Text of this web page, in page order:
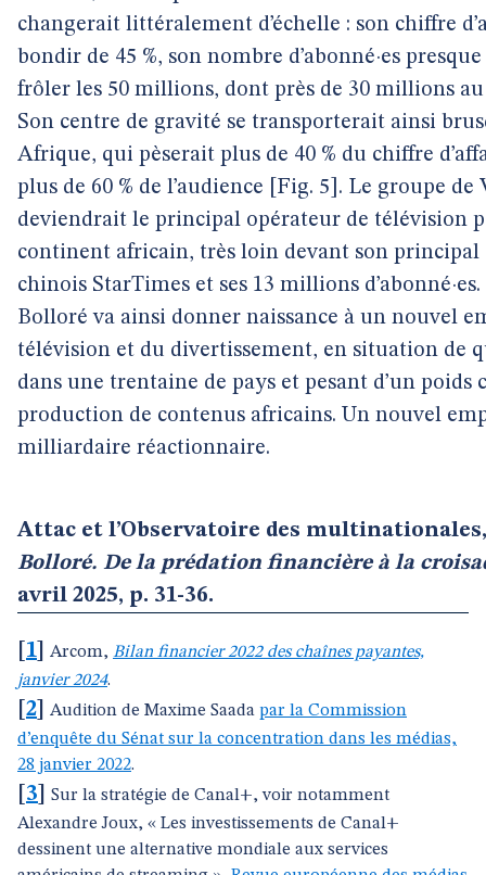
changerait littéralement d’échelle : son chiffre
bondir de 45 %, son nombre d’abonné·es
frôler les 50 millions, dont près de 30 millions au
Son centre de gravité se transporterait ainsi
Afrique, qui pèserait plus de 40 % du chiffre
plus de 60 % de l’audience [Fig. 5]. Le groupe
deviendrait le principal opérateur de télévision
continent africain, très loin devant son principal
chinois StarTimes et ses 13 millions d’abonné·es.
Bolloré va ainsi donner naissance à un nouvel
télévision et du divertissement, en situation de
dans une trentaine de pays et pesant d’un poids
production de contenus africains. Un nouvel
milliardaire réactionnaire.
Attac et l’Observatoire des
Bolloré. De la prédation financière à la
avril 2025, p. 31-36.
1 Arcom, Bilan financier 2022 des chaînes payantes,
janvier 2024.
2 Audition de Maxime Saada par la Commission
d’enquête du Sénat sur la concentration dans les médias,
28 janvier 2022.
3
Sur la stratégie de Canal+, voir notamment
Alexandre Joux, « Les investissements de Canal+
dessinent une alternative mondiale aux services